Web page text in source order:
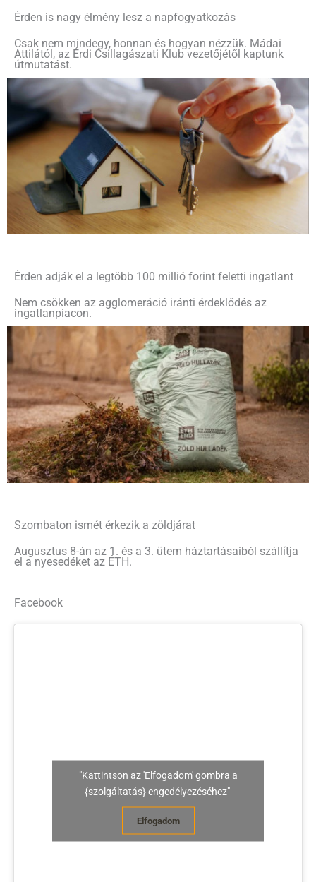
Érden is nagy élmény lesz a napfogyatkozás
Csak nem mindegy, honnan és hogyan nézzük. Mádai
Attilától, az Érdi Csillagászati Klub vezetőjétől kaptunk
útmutatást.
Érden adják el a legtöbb 100 millió forint feletti ingatlant
Nem csökken az agglomeráció iránti érdeklődés az
ingatlanpiacon.
Szombaton ismét érkezik a zöldjárat
Augusztus 8-án az 1. és a 3. ütem háztartásaiból szállítja
el a nyesedéket az ÉTH.
Facebook
"Kattintson az 'Elfogadom' gombra a
{szolgáltatás} engedélyezéséhez"
Elfogadom